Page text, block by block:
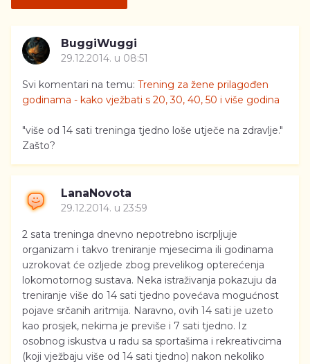
BuggiWuggi
29.12.2014. u 08:51
Svi komentari na temu: Trening za žene prilagođen
godinama - kako vježbati s 20, 30, 40, 50 i više godina
"više od 14 sati treninga tjedno loše utječe na zdravlje."
Zašto?
LanaNovota
29.12.2014. u 23:59
2 sata treninga dnevno nepotrebno iscrpljuje
organizam i takvo treniranje mjesecima ili godinama
uzrokovat će ozljede zbog prevelikog opterećenja
lokomotornog sustava. Neka istraživanja pokazuju da
treniranje više do 14 sati tjedno povećava mogućnost
pojave srčanih aritmija. Naravno, ovih 14 sati je uzeto
kao prosjek, nekima je previše i 7 sati tjedno. Iz
osobnog iskustva u radu sa sportašima i rekreativcima
(koji vježbaju više od 14 sati tjedno) nakon nekoliko